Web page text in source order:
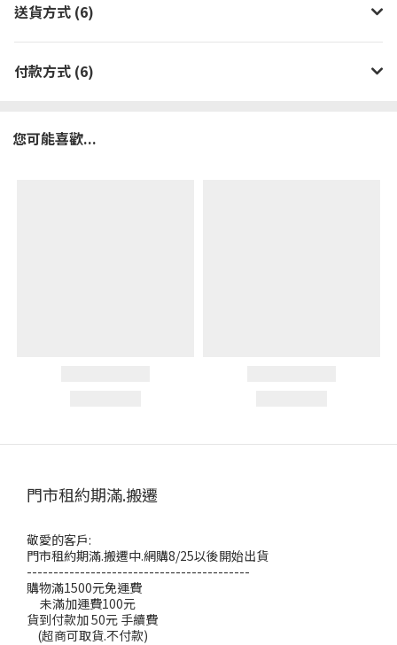
送貨方式 (6)
付款方式 (6)
您可能喜歡...
門市租約期滿.搬遷
敬愛的客戶:
門市租約期滿.搬遷中.網購8/25以後開始出貨
------------------------------------------
購物滿1500元免運費
未滿加運費100元
貨到付款加 50元 手續費
(超商可取貨.不付款)